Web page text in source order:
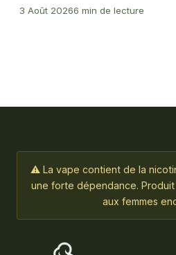
3 Août 20266 min de lecture
⚠ La vape contient de la
une forte dépendance.
aux femmes